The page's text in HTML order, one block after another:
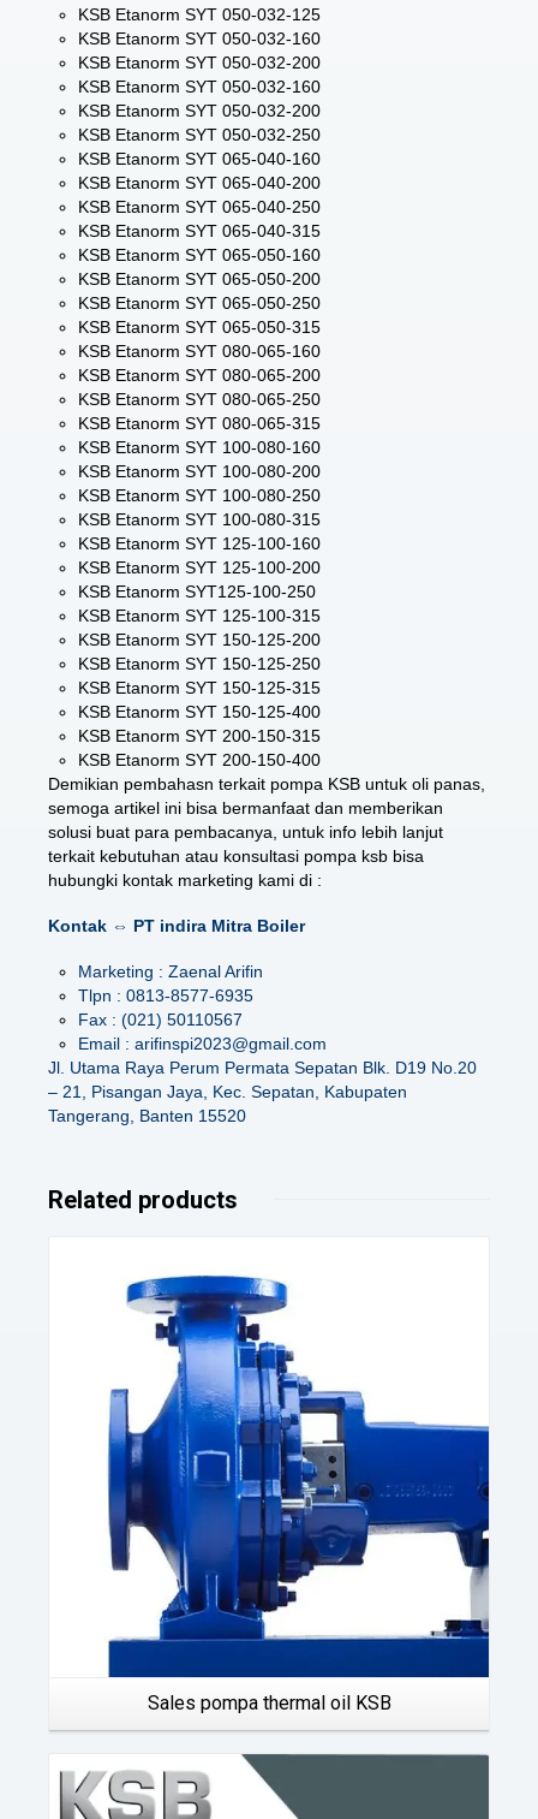
KSB Etanorm SYT 050-032-125
KSB Etanorm SYT 050-032-160
KSB Etanorm SYT 050-032-200
KSB Etanorm SYT 050-032-160
KSB Etanorm SYT 050-032-200
KSB Etanorm SYT 050-032-250
KSB Etanorm SYT 065-040-160
KSB Etanorm SYT 065-040-200
KSB Etanorm SYT 065-040-250
KSB Etanorm SYT 065-040-315
KSB Etanorm SYT 065-050-160
KSB Etanorm SYT 065-050-200
KSB Etanorm SYT 065-050-250
KSB Etanorm SYT 065-050-315
KSB Etanorm SYT 080-065-160
KSB Etanorm SYT 080-065-200
KSB Etanorm SYT 080-065-250
KSB Etanorm SYT 080-065-315
KSB Etanorm SYT 100-080-160
KSB Etanorm SYT 100-080-200
KSB Etanorm SYT 100-080-250
KSB Etanorm SYT 100-080-315
KSB Etanorm SYT 125-100-160
KSB Etanorm SYT 125-100-200
KSB Etanorm SYT125-100-250
KSB Etanorm SYT 125-100-315
KSB Etanorm SYT 150-125-200
KSB Etanorm SYT 150-125-250
KSB Etanorm SYT 150-125-315
KSB Etanorm SYT 150-125-400
KSB Etanorm SYT 200-150-315
KSB Etanorm SYT 200-150-400
Demikian pembahasn terkait pompa KSB untuk oli panas,
semoga artikel ini bisa bermanfaat dan memberikan
solusi buat para pembacanya, untuk info lebih lanjut
terkait kebutuhan atau konsultasi pompa ksb bisa
hubungki kontak marketing kami di :
Kontak ⇔ PT indira Mitra Boiler
Marketing : Zaenal Arifin
Tlpn : 0813-8577-6935
Fax : (021) 50110567
Email : arifinspi2023@gmail.com
Jl. Utama Raya Perum Permata Sepatan Blk. D19 No.20
– 21, Pisangan Jaya, Kec. Sepatan, Kabupaten
Tangerang, Banten 15520
Related products
Details
Sales pompa thermal oil KSB